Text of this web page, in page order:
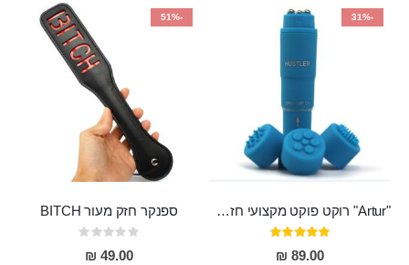
-31%
"Artur" רוקט פוקט מקצועי חזק במיוחד
דירוג:
95%
89.00 ₪
-51%
ספנקר חזק מעור BITCH
Rating:
0%
49.00 ₪